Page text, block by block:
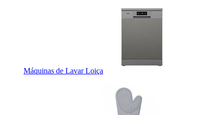
Máquinas de Lavar Loiça